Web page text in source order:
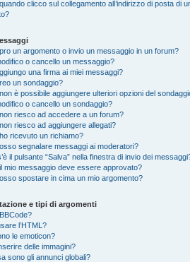
clicco sul collegamento all’indirizzo di posta di
un argomento o invio un messaggio in un forum?
o cancello un messaggio?
una firma ai miei messaggi?
un sondaggio?
è possibile aggiungere ulteriori opzioni del
o cancello un sondaggio?
riesco ad accedere a un forum?
riesco ad aggiungere allegati?
ricevuto un richiamo?
segnalare messaggi ai moderatori?
il pulsante “Salva” nella finestra di invio dei
mio messaggio deve essere approvato?
spostare in cima un mio argomento?
e tipi di argomenti
l’HTML?
le emoticon?
delle immagini?
sono gli annunci globali?